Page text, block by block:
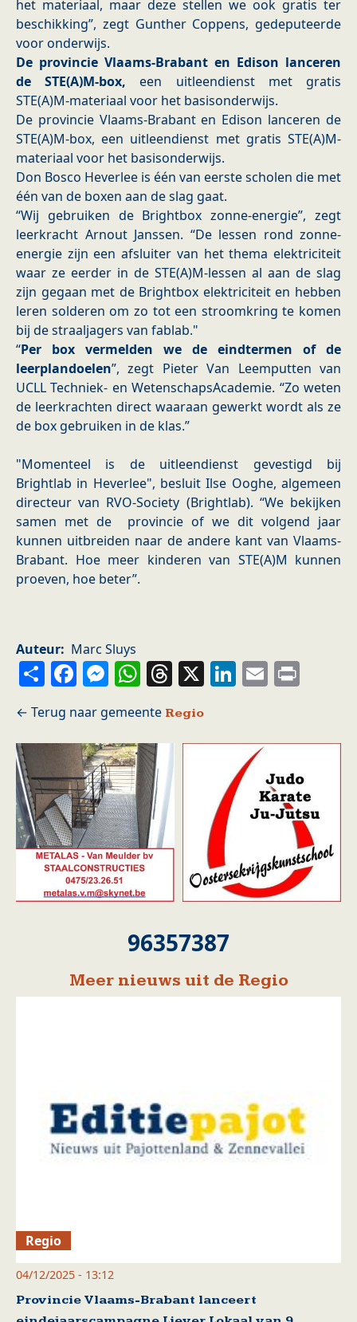
het materiaal, maar deze stellen we ook gratis ter
beschikking”, zegt Gunther Coppens, gedeputeerde
voor onderwijs.
De provincie Vlaams-Brabant en Edison lanceren
de STE(A)M-box, een uitleendienst met gratis
STE(A)M-materiaal voor het basisonderwijs.
De provincie Vlaams-Brabant en Edison lanceren de
STE(A)M-box, een uitleendienst met gratis STE(A)M-
materiaal voor het basisonderwijs.
Don Bosco Heverlee is één van eerste scholen die met
één van de boxen aan de slag gaat. ​
​“Wij gebruiken de Brightbox zonne-energie”, zegt
leerkracht Arnout Janssen. “De lessen rond zonne-
energie zijn een afsluiter van het thema elektriciteit
waar ze eerder in de STE(A)M-lessen al aan de slag
zijn gegaan met de Brightbox elektriciteit en hebben
leren solderen om zo tot een stroomkring te komen
bij de straaljagers van fablab."
“Per box vermelden we de eindtermen of de
leerplandoelen”, zegt Pieter Van Leemputten van
UCLL Techniek- en WetenschapsAcademie. “Zo weten
de leerkrachten direct waaraan gewerkt wordt als ze
de box gebruiken in de klas.”
"Momenteel is de uitleendienst gevestigd bij
Brightlab in Heverlee", besluit Ilse Ooghe, algemeen
directeur van RVO-Society (Brightlab). “We bekijken
samen met de ​ provincie of we dit volgend jaar
kunnen uitbreiden naar de andere kant van Vlaams-
Brabant. Hoe meer kinderen van STE(A)M kunnen
proeven, hoe beter”.
Auteur Marc Sluys
ShareFacebook
Messenger
WhatsApp
Threads
X LinkedIn
Email
Regio
96357387
Meer nieuws uit de Regio
Regio
04/12/2025 - 13:12
Provincie Vlaams-Brabant lanceert